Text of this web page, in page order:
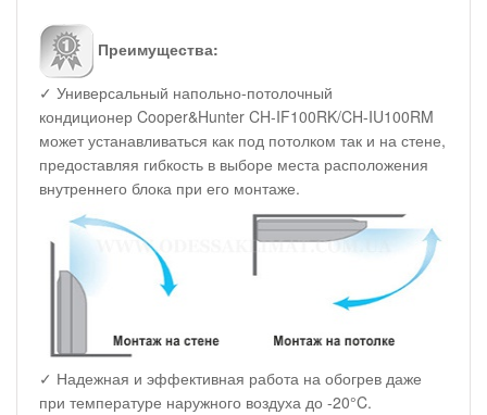
Преимущества:
✓ Универсальный напольно-потолочный
кондиционер Cooper&Hunter CH-IF100RK/CH-IU100RM
может устанавливаться как под потолком так и на стене,
предоставляя гибкость в выборе места расположения
внутреннего блока при его монтаже.
✓ Надежная и эффективная работа на обогрев даже
при температуре наружного воздуха до -20°C.